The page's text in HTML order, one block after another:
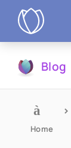
Blog
Home